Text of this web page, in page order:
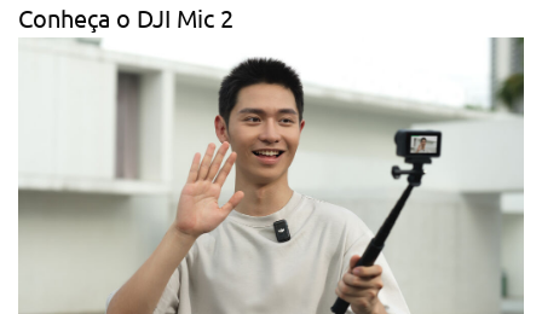
Conheça o DJI Mic 2